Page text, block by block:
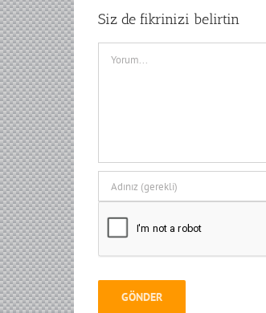
Siz de fikrinizi belirtin
Comment